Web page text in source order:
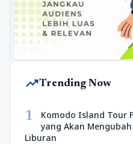
trending_upTrending Now
1
Komodo Island Tour
yang Akan
Liburan